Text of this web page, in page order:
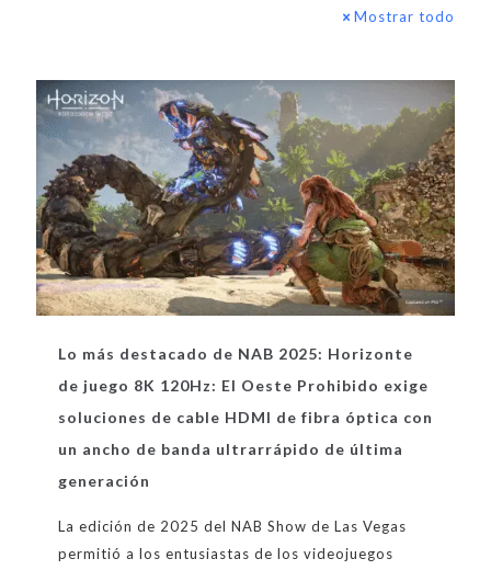
Mostrar todo
Lo más destacado de NAB 2025: Horizonte
de juego 8K 120Hz: El Oeste Prohibido exige
soluciones de cable HDMI de fibra óptica con
un ancho de banda ultrarrápido de última
generación
La edición de 2025 del NAB Show de Las Vegas
permitió a los entusiastas de los videojuegos